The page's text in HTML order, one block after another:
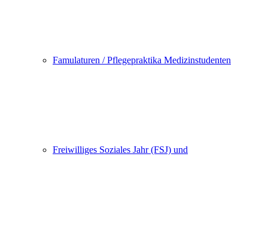
Famulaturen / Pflegepraktika Medizinstudenten
Freiwilliges Soziales Jahr (FSJ) und